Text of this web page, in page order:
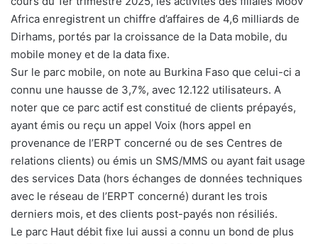
Africa enregistrent un chiffre d’affaires de 4,6 milliards de
Dirhams, portés par la croissance de la Data mobile, du
mobile money et de la data fixe.
Sur le parc mobile, on note au Burkina Faso que celui-ci a
connu une hausse de 3,7%, avec 12.122 utilisateurs. A
noter que ce parc actif est constitué de clients prépayés,
ayant émis ou reçu un appel Voix (hors appel en
provenance de l’ERPT concerné ou de ses Centres de
relations clients) ou émis un SMS/MMS ou ayant fait usage
des services Data (hors échanges de données techniques
avec le réseau de l’ERPT concerné) durant les trois
derniers mois, et des clients post-payés non résiliés.
Le parc Haut débit fixe lui aussi a connu un bond de plus